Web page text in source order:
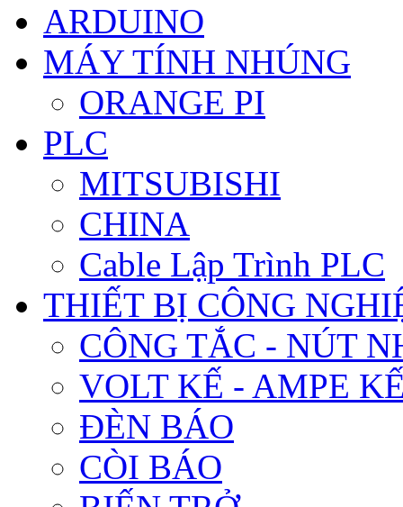
ARDUINO
MÁY TÍNH NHÚNG
ORANGE PI
PLC
MITSUBISHI
CHINA
Cable Lập Trình PLC
THIẾT BỊ CÔNG
CÔNG TẮC - NÚT
VOLT KẾ - AMPE
ĐÈN BÁO
CÒI BÁO